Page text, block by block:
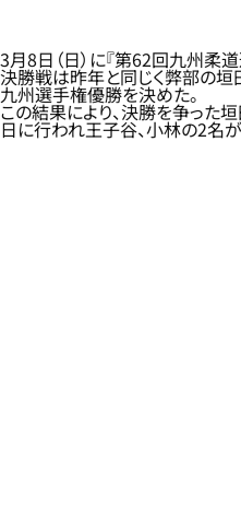
3月8日（日）に『第62回九州柔
決勝戦は昨年と同じく弊部の垣
九州選手権優勝を決めた。
この結果により、決勝を争った
日に行われ王子谷、小林の2名